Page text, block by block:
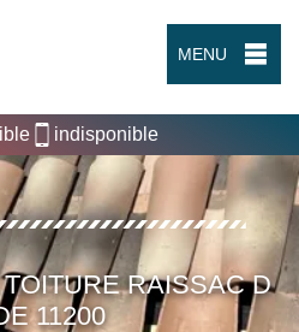
MENU
indisponible
RAISSAC D
11200